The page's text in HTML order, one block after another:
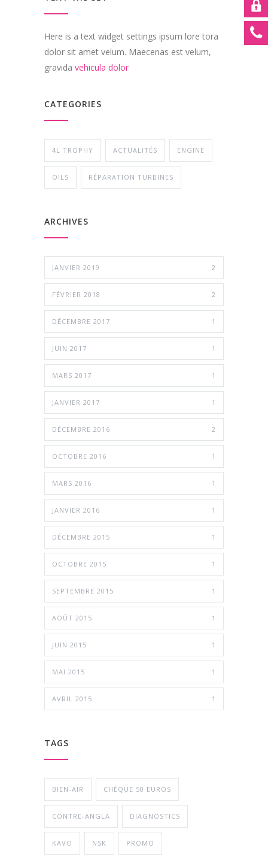
Here is a text widget settings ipsum lore tora
dolor sit amet velum. Maecenas est velum,
gravida vehicula dolor
CATEGORIES
4L TROPHY ACTUALITÉS ENGINE
OILS RÉPARATION TURBINES
ARCHIVES
JANVIER 2019 2
FÉVRIER 2018 2
DÉCEMBRE 2017 1
JUIN 2017 1
MARS 2017 1
JANVIER 2017 1
DÉCEMBRE 2016 2
OCTOBRE 2016 1
MARS 2016 1
JANVIER 2016 1
DÉCEMBRE 2015 1
OCTOBRE 2015 1
SEPTEMBRE 2015 1
AOÛT 2015 1
JUIN 2015 1
MAI 2015 1
AVRIL 2015 1
TAGS
BIEN-AIR CHÈQUE 50 EUROS
CONTRE-ANGLA DIAGNOSTICS
KAVO NSK PROMO